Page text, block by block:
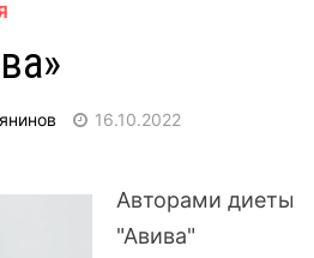
16.10.2022
Авторами диеты
"Авива"